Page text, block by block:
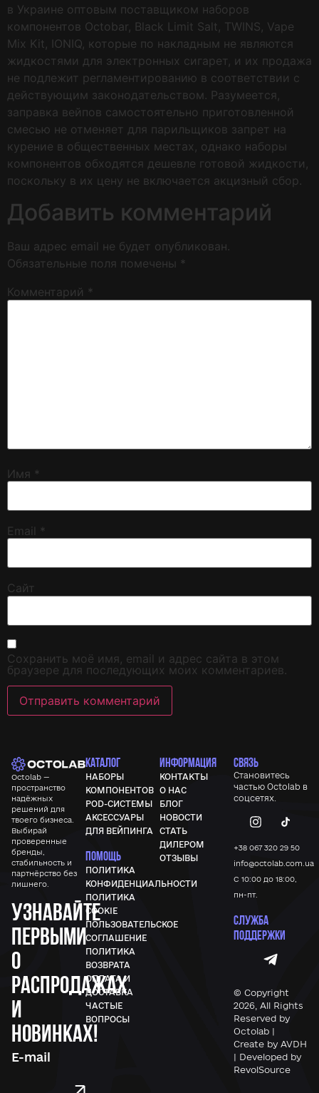
в Украине оптовым поставщиком наборов
компонентов Octobar, Black Limit Salt, TWINS, Vape
Mix Kit, IONIQ, которые по накладным не являются
жидкостями для электронных сигарет, и их продажа
не подлежит регламентированию в соответствии с
действующим законодательством. Разумеется,
заправка вейпов самостоятельно приготовленной
смесью не отменяет для парильщиков запрет на
курение в общественных местах, однако наборы
компонентов обходятся дешевле готовой жидкости,
поскольку в их цену не включается акцизный сбор.
Добавить комментарий
Ваш адрес email не будет опубликован.
Обязательные поля помечены *
Комментарий *
Имя *
Email *
Сайт
Сохранить моё имя, email и адрес сайта в этом
браузере для последующих моих комментариев.
Octolab —
пространство
надёжных
решений для
твоего бизнеса.
Выбирай
проверенные
бренды,
стабильность и
партнёрство без
лишнего.
Узнавайте
первыми
о
распродажах
и
новинках!
КАТАЛОГ
НАБОРЫ
КОМПОНЕНТОВ
POD-СИСТЕМЫ
АКСЕССУАРЫ
ДЛЯ ВЕЙПИНГА
ПОМОЩЬ
ПОЛИТИКА
КОНФИДЕНЦИАЛЬНОСТИ
ПОЛИТИКА
COOKIE
ПОЛЬЗОВАТЕЛЬСКОЕ
СОГЛАШЕНИЕ
ПОЛИТИКА
ВОЗВРАТА
ОПЛАТА И
ДОСТАВКА
ЧАСТЫЕ
ВОПРОСЫ
ИНФОРМАЦИЯ
КОНТАКТЫ
О НАС
БЛОГ
НОВОСТИ
СТАТЬ
ДИЛЕРОМ
ОТЗЫВЫ
СВЯЗЬ
Становитесь
частью Octolab в
соцсетях.
+38 067 320 29 50
info@octolab.com.ua
С 10:00 до 18:00,
пн-пт.
СЛУЖБА
ПОДДЕРЖКИ
© Copyright
2026, All Rights
Reserved by
Octolab |
Create by AVDH
| Developed by
RevolSource